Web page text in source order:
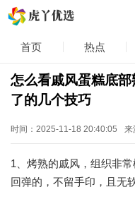
首页 热点
怎么看戚风蛋糕底
了的几个技巧
时间：2025-11-18 20:40:05 来
1、烤熟的戚风，组织非
回弹的，不留手印，且无